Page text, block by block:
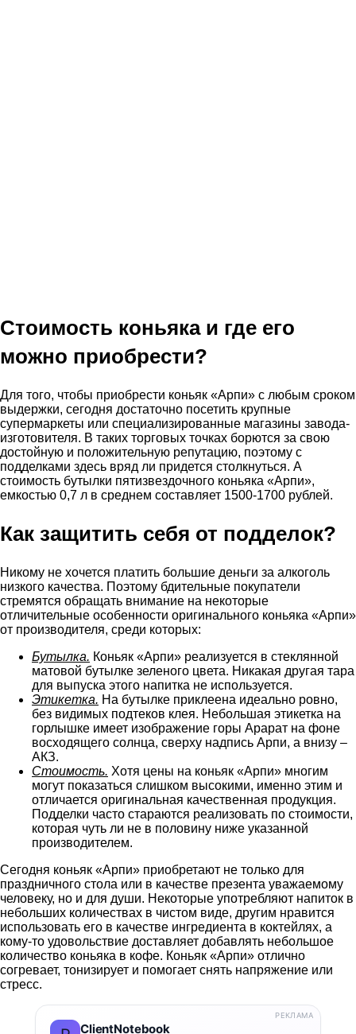
Стоимость коньяка и где его
можно приобрести?
Для того, чтобы приобрести коньяк «Арпи» с любым сроком
выдержки, сегодня достаточно посетить крупные
супермаркеты или специализированные магазины завода-
изготовителя. В таких торговых точках борются за свою
достойную и положительную репутацию, поэтому с
подделками здесь вряд ли придется столкнуться. А
стоимость бутылки пятизвездочного коньяка «Арпи»,
емкостью 0,7 л в среднем составляет 1500-1700 рублей.
Как защитить себя от подделок?
Никому не хочется платить большие деньги за алкоголь
низкого качества. Поэтому бдительные покупатели
стремятся обращать внимание на некоторые
отличительные особенности оригинального коньяка «Арпи»
от производителя, среди которых:
Бутылка. Коньяк «Арпи» реализуется в стеклянной
матовой бутылке зеленого цвета. Никакая другая тара
для выпуска этого напитка не используется.
Этикетка. На бутылке приклеена идеально ровно,
без видимых подтеков клея. Небольшая этикетка на
горлышке имеет изображение горы Арарат на фоне
восходящего солнца, сверху надпись Арпи, а внизу –
АКЗ.
Стоимость. Хотя цены на коньяк «Арпи» многим
могут показаться слишком высокими, именно этим и
отличается оригинальная качественная продукция.
Подделки часто стараются реализовать по стоимости,
которая чуть ли не в половину ниже указанной
производителем.
Сегодня коньяк «Арпи» приобретают не только для
праздничного стола или в качестве презента уважаемому
человеку, но и для души. Некоторые употребляют напиток в
небольших количествах в чистом виде, другим нравится
использовать его в качестве ингредиента в коктейлях, а
кому-то удовольствие доставляет добавлять небольшое
количество коньяка в кофе. Коньяк «Арпи» отлично
согревает, тонизирует и помогает снять напряжение или
стресс.
ClientNotebook
РЕКЛАМА